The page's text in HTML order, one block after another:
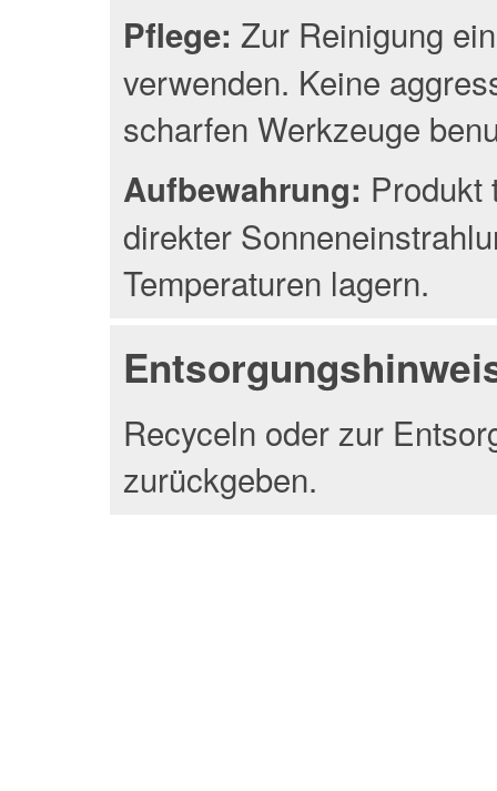
Pflege: Zur Reinigung
verwenden. Keine
scharfen Werkzeuge
Aufbewahrung: Produkt
direkter
Temperaturen lagern.
Recyceln oder zur
zurückgeben.